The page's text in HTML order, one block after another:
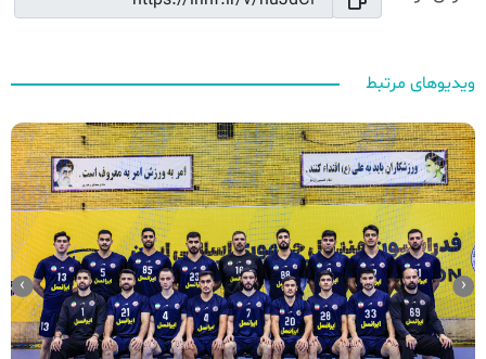
ویدیوهای مرتبط
‹
›